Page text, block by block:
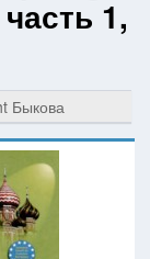
1,
Быкова